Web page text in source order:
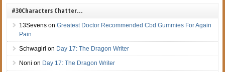
#30Characters Chatter…
13Sevens onGreatest Doctor Recommended Cbd Gummies For Again
Pain
Schwagirl on Day 17: The Dragon Writer
Noni on Day 17: The Dragon Writer